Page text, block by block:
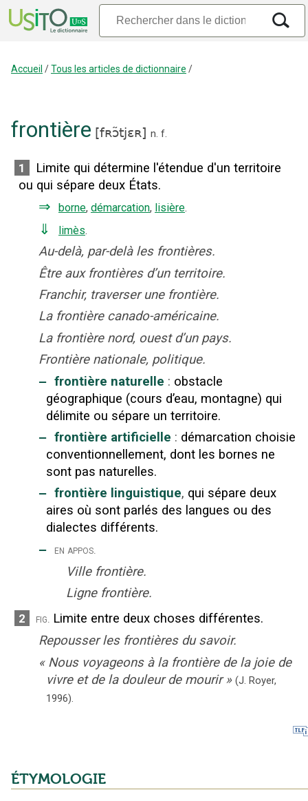
Accueil /Tous les articles de dictionnaire /
frontière [fʀɔ̃tjɛʀ] n. f.
1
Limite qui détermine l'étendue d'un territoire
ou qui sépare deux États.
⇒ borne, démarcation, lisière.
⇓ limès.
Au-delà, par-delà les frontières.
Être aux frontières d’un territoire.
Franchir, traverser une frontière.
La frontière canado-américaine.
La frontière nord, ouest d’un pays.
Frontière nationale, politique.
‒ frontière naturelle : obstacle
géographique (cours d’eau, montagne) qui
délimite ou sépare un territoire.
‒ frontière artificielle : démarcation choisie
conventionnellement, dont les bornes ne
sont pas naturelles.
‒ frontière linguistique, qui sépare deux
aires où sont parlés des langues ou des
dialectes différents.
‒ en appos.
Ville frontière.
Ligne frontière.
2 fig. Limite entre deux choses différentes.
Repousser les frontières du savoir.
« Nous voyageons à la frontière de la joie de
vivre et de la douleur de mourir » (J. Royer,
1996).
ÉTYMOLOGIE